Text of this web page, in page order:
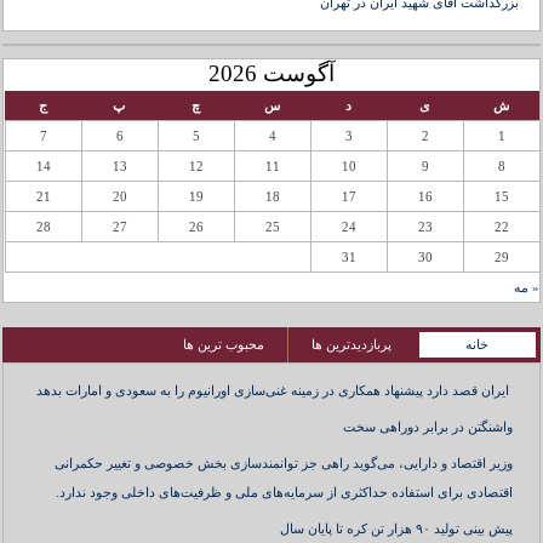
آگوست 2026
ش ی د س چ پ ج
1
2
3
4
5
6
7
8
9
10
11
12
13
14
15
16
17
18
19
20
21
22
23
24
25
26
27
28
29
30
31
« مه
خانه پربازدیدترین ها محبوب ترین ها
ایران قصد دارد پیشنهاد همکاری در زمینه غنی‌سازی اورانیوم را به سعودی و امارات بدهد
واشنگتن در برابر دوراهی سخت
وزیر اقتصاد و دارایی، می‌گوید راهی جز توانمندسازی بخش خصوصی و تغییر حکمرانی
اقتصادی برای استفاده حداکثری از سرمایه‌های ملی و ظرفیت‌های داخلی وجود ندارد.
پیش بینی تولید ۹۰ هزار تن کره تا پایان سال